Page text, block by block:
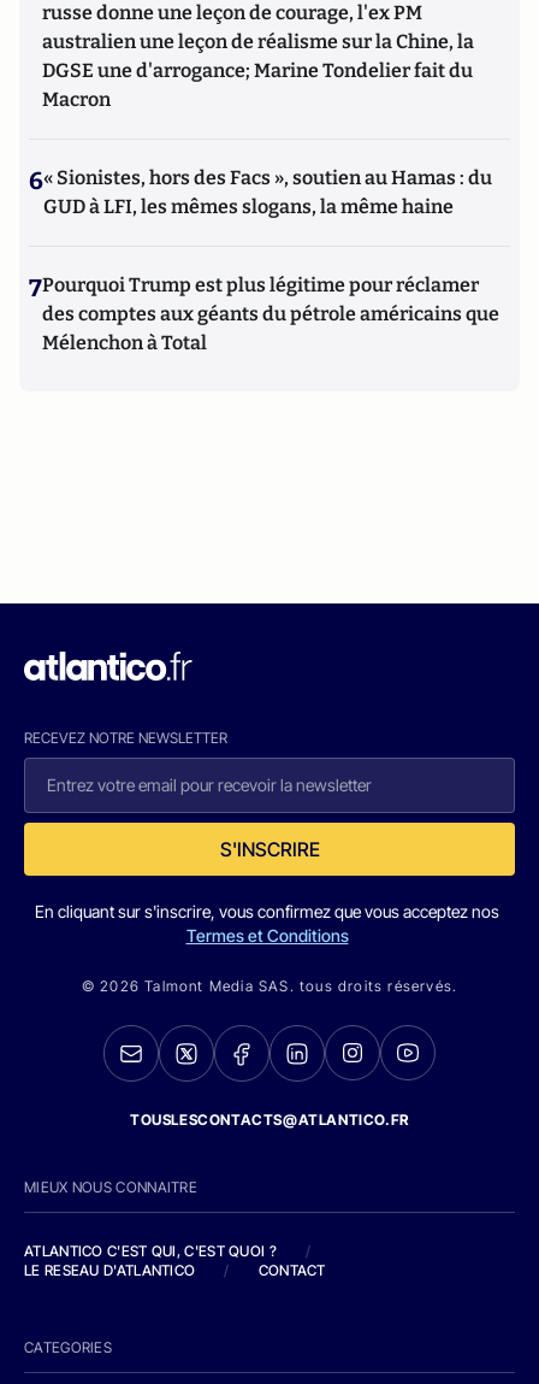
russe donne une leçon de courage, l'ex PM
australien une leçon de réalisme sur la Chine, la
DGSE une d'arrogance; Marine Tondelier fait du
Macron
6« Sionistes, hors des Facs », soutien au Hamas : du
GUD à LFI, les mêmes slogans, la même haine
7Pourquoi Trump est plus légitime pour réclamer
des comptes aux géants du pétrole américains que
Mélenchon à Total
RECEVEZ NOTRE NEWSLETTER
S'INSCRIRE
En cliquant sur s'inscrire, vous confirmez que vous acceptez nos
Termes et Conditions
© 2026 Talmont Media SAS. tous droits réservés.
TOUSLESCONTACTS@ATLANTICO.FR
MIEUX NOUS CONNAITRE
ATLANTICO C'EST QUI, C'EST QUOI ?
/
LE RESEAU D'ATLANTICO
/ CONTACT
CATEGORIES